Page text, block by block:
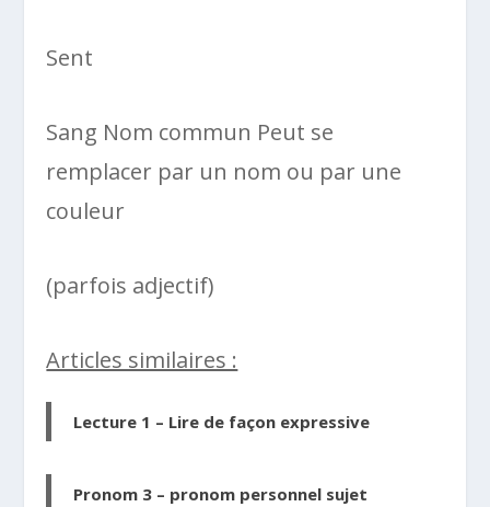
Sent
Sang Nom commun Peut se
remplacer par un nom ou par une
couleur
(parfois adjectif)
Articles similaires :
Lecture 1 – Lire de façon expressive
Pronom 3 – pronom personnel sujet